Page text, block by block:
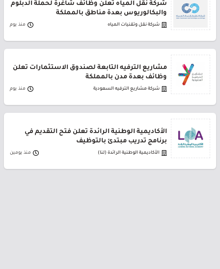
شركة نقل المياه تعلن وظائف شاغرة لحملة الدبلوم
والبكالوريوس بعدة مناطق بالمملكة
شركة نقل وتقنيات المياه منذ يوم
مشاريع الترفيه التابعة لصندوق الاستثمارات تعلن
وظائف بعدة مدن بالمملكة
شركة مشاريع الترفيه السعودية منذ يوم
الأكاديمية الوطنية الرائدة تعلن فتح التقديم في
برنامج تدريب مبتدئ بالتوظيف
الأكاديمية الوطنية الرائدة (لنا) منذ يومين